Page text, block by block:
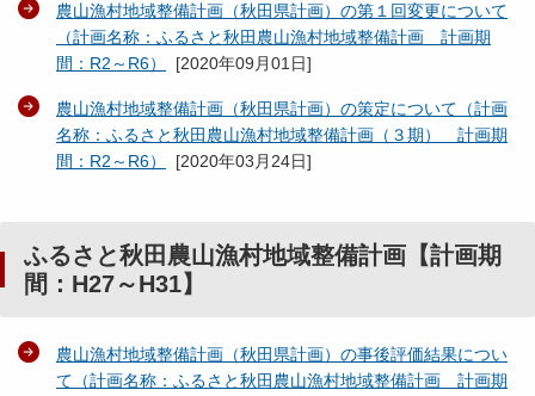
農山漁村地域整備計画（秋田県計画）の第１回変更について
（計画名称：ふるさと秋田農山漁村地域整備計画 計画期
間：R2～R6）
[2020年09月01日]
農山漁村地域整備計画（秋田県計画）の策定について（計画
名称：ふるさと秋田農山漁村地域整備計画（３期） 計画期
間：R2～R6）
[2020年03月24日]
ふるさと秋田農山漁村地域整備計画【計画期
間：H27～H31】
農山漁村地域整備計画（秋田県計画）の事後評価結果につい
て（計画名称：ふるさと秋田農山漁村地域整備計画 計画期